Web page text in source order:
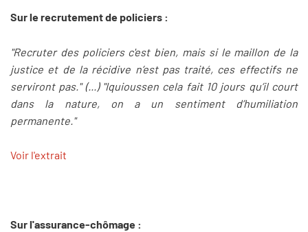
Sur le recrutement de policiers :
"Recruter des policiers c'est bien, mais si le maillon de la
justice et de la récidive n’est pas traité, ces effectifs ne
serviront pas." (...) "Iquioussen cela fait 10 jours qu’il court
dans la nature, on a un sentiment d’humiliation
permanente."
Voir l'extrait
Sur l'assurance-chômage :